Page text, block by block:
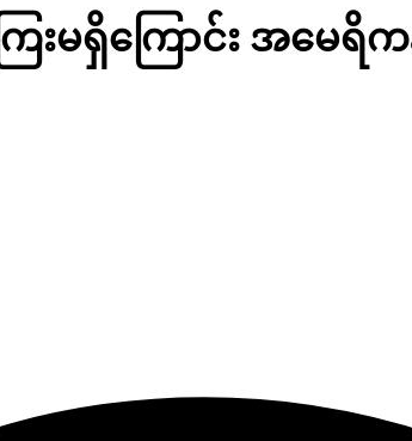
မရှိကြောင်း အမေရိကန်